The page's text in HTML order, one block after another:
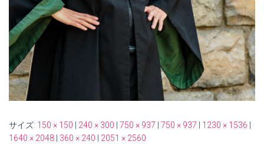
サイズ: 150 × 150 240 × 300 750 × 937 750 × 937 1230 × 1536
1640 × 2048
360 × 240 2051 × 2560